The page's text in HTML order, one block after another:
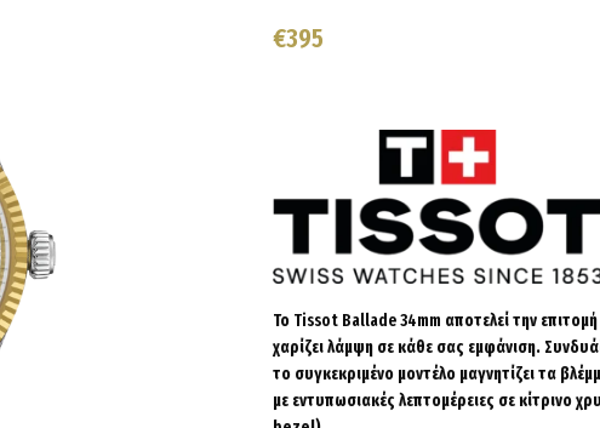
€395
Το Tissot Ballade 34mm αποτελεί την
χαρίζει λάμψη σε κάθε σας εμφάνιση.
το συγκεκριμένο μοντέλο μαγνητίζει τα
με εντυπωσιακές λεπτομέρειες σε κίτρινο